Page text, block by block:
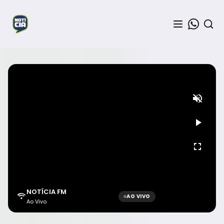
NOTÍCIA FM
Ao Vivo
AO VIVO